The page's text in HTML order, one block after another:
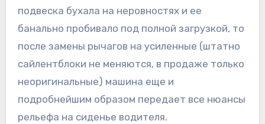
подвеска бухала на неровностях и ее
банально пробивало под полной загрузкой, то
после замены рычагов на усиленные (штатно
сайлентблоки не меняются, в продаже только
неоригинальные) машина еще и
подробнейшим образом передает все нюансы
рельефа на сиденье водителя.